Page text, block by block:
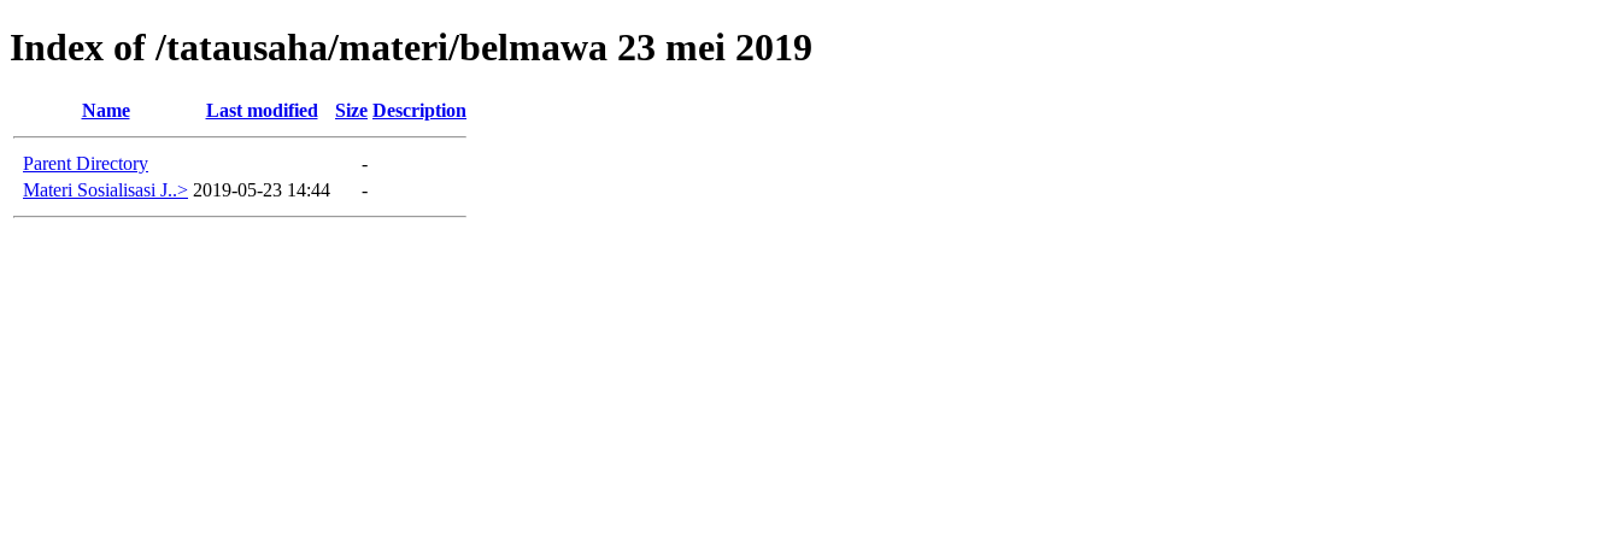
Index of /tatausaha/materi/belmawa 23 mei 2019
Name Last modified Size Description
Parent Directory
-
Materi Sosialisasi J..> 2019-05-23 14:44 -